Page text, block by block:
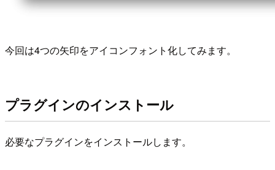
今回は4つの矢印をアイコンフォント化してみます。
プラグインのインストール
必要なプラグインをインストールします。